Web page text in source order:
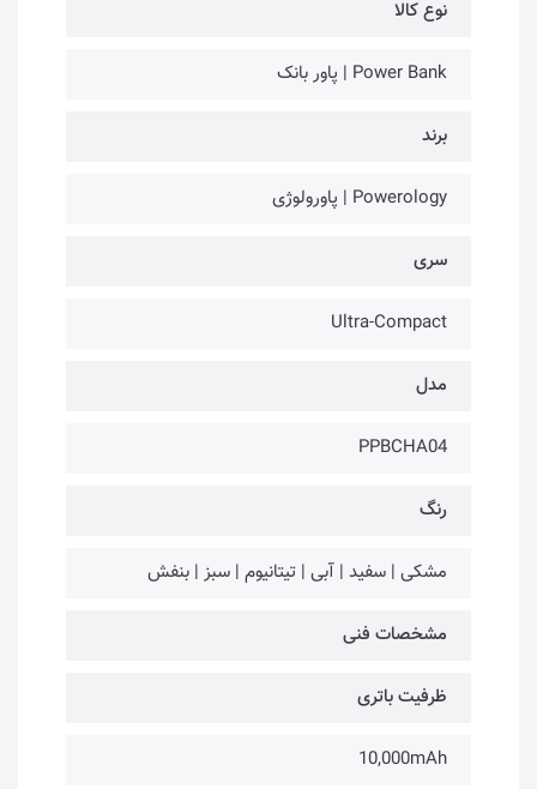
نوع کالا
Power Bank | پاور بانک
برند
Powerology | پاورولوژی
سری
Ultra-Compact
مدل
PPBCHA04
رنگ
مشکی | سفید | آبی | تیتانیوم | سبز | بنفش
مشخصات فنی
ظرفیت باتری
10,000mAh